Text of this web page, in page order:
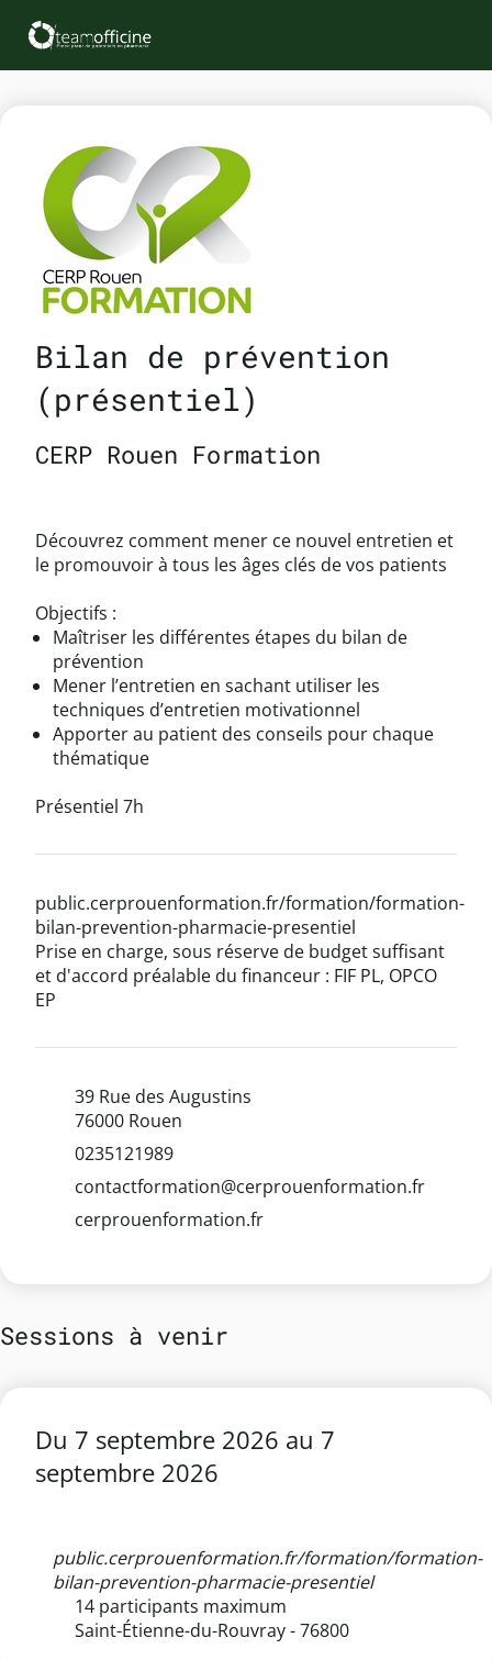
Bilan de prévention
(présentiel)
CERP Rouen Formation
Découvrez comment mener ce nouvel entretien et
le promouvoir à tous les âges clés de vos patients
Objectifs :
Maîtriser les différentes étapes du bilan de
prévention
Mener l’entretien en sachant utiliser les
techniques d’entretien motivationnel
Apporter au patient des conseils pour chaque
thématique
Présentiel 7h
public.cerprouenformation.fr/formation/formation-
bilan-prevention-pharmacie-presentiel
Prise en charge, sous réserve de budget suffisant
et d'accord préalable du financeur : FIF PL, OPCO
EP
39 Rue des Augustins
76000 Rouen
0235121989
contactformation@cerprouenformation.fr
cerprouenformation.fr
Sessions à venir
Du 7 septembre 2026 au 7
septembre 2026
public.cerprouenformation.fr/formation/formation-
bilan-prevention-pharmacie-presentiel
14 participants maximum
Saint-Étienne-du-Rouvray - 76800